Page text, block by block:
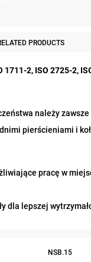
PRODUCTS
1711-2, ISO 2725-2,
należy
pierścieniami i
pracę w
dla lepszej
NSB.15